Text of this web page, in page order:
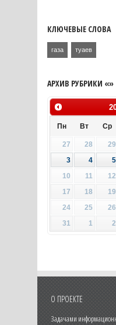
КЛЮЧЕВЫЕ СЛОВА
газа туаев
АРХИВ РУБРИКИ «»
Пн Вт Ср
27 28 29
3
4 5
10
11 12
17
18 19
24
25 26
31
1 2
О ПРОЕКТЕ
Задачами